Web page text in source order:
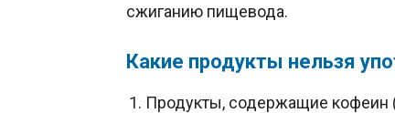
сжиганию пищевода.
Какие продукты нельзя
Продукты, содержащие кофеин